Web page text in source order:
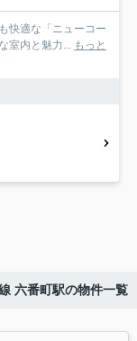
快適な「ニューコー
室内と魅力... もっと
六番町駅の物件一覧